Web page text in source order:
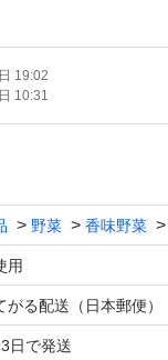
いです。
番号表示の画像な
行政などに無農薬
専門店などがあるみ
ど産地を気になさ
必ず出品者に産地
19:02
10:31
野菜 香味野菜
用
がる配送（日本郵便）
日で発送